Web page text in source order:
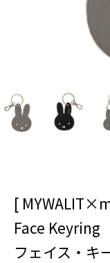
[
Face Keyring
フェイス・キ